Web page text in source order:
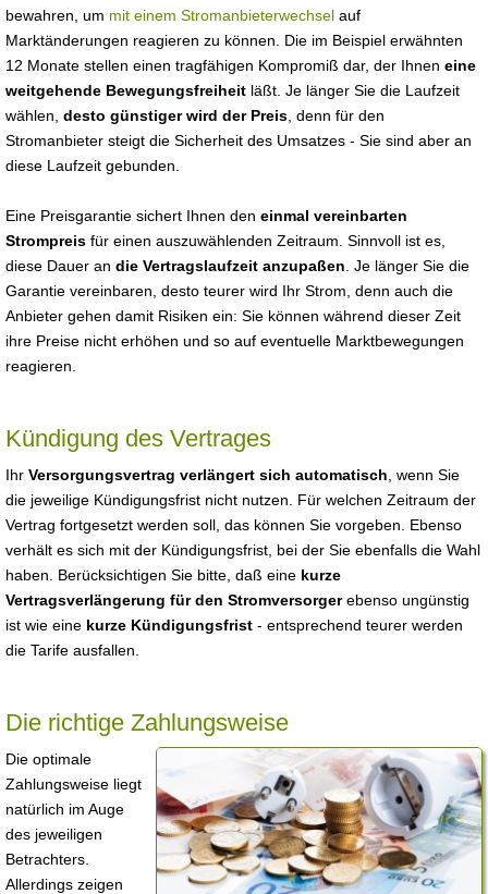
bewahren, um mit einem Stromanbieterwechsel auf
Marktänderungen reagieren zu können. Die im Beispiel erwähnten
12 Monate stellen einen tragfähigen Kompromiß dar, der Ihnen eine
weitgehende Bewegungsfreiheit läßt. Je länger Sie die Laufzeit
wählen, desto günstiger wird der Preis , denn für den
Stromanbieter steigt die Sicherheit des Umsatzes - Sie sind aber an
diese Laufzeit gebunden.
Eine Preisgarantie sichert Ihnen den einmal vereinbarten
Strompreis für einen auszuwählenden Zeitraum. Sinnvoll ist es,
diese Dauer an die Vertragslaufzeit anzupaßen . Je länger Sie die
Garantie vereinbaren, desto teurer wird Ihr Strom, denn auch die
Anbieter gehen damit Risiken ein: Sie können während dieser Zeit
ihre Preise nicht erhöhen und so auf eventuelle Marktbewegungen
reagieren.
Kündigung des Vertrages
Ihr Versorgungsvertrag verlängert sich automatisch , wenn Sie
die jeweilige Kündigungsfrist nicht nutzen. Für welchen Zeitraum der
Vertrag fortgesetzt werden soll, das können Sie vorgeben. Ebenso
verhält es sich mit der Kündigungsfrist, bei der Sie ebenfalls die Wahl
haben. Berücksichtigen Sie bitte, daß eine kurze
Vertragsverlängerung für den Stromversorgerebenso ungünstig
ist wie eine kurze Kündigungsfrist - entsprechend teurer werden
die Tarife ausfallen.
Die richtige Zahlungsweise
Die optimale
Zahlungsweise liegt
natürlich im Auge
des jeweiligen
Betrachters.
Allerdings zeigen